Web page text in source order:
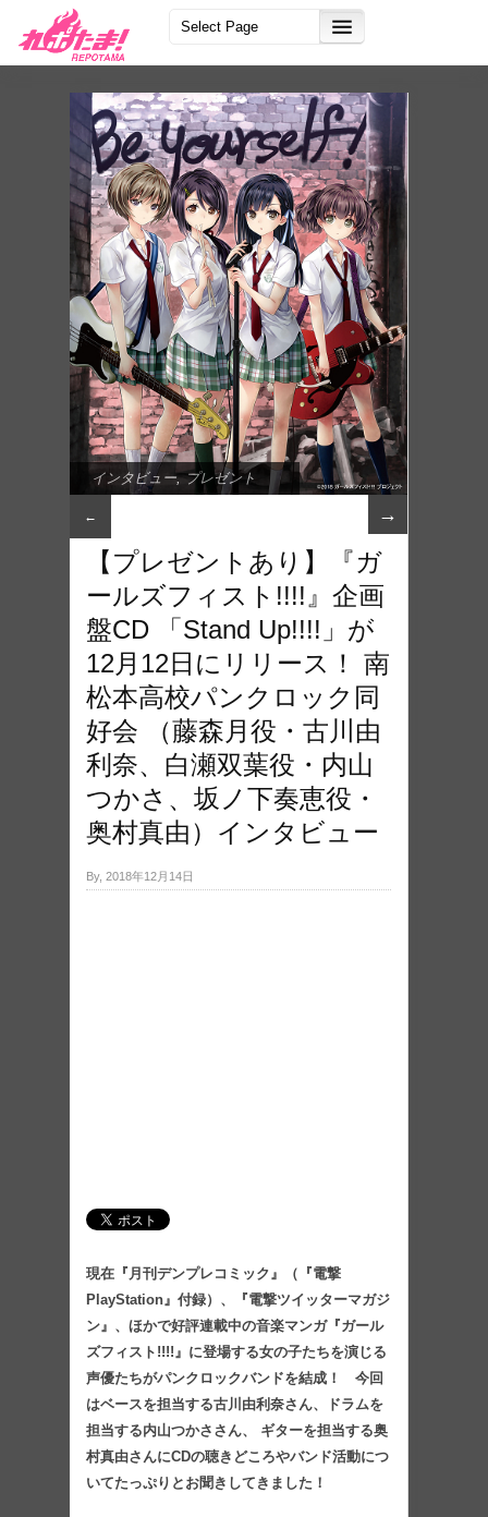
インタビュー,プレゼント
← →
【プレゼントあり】『ガ
ールズフィスト!!!!』企画
盤CD 「Stand Up!!!!」が
12月12日にリリース！ 南
松本高校パンクロック同
好会 （藤森月役・古川由
利奈、白瀬双葉役・内山
つかさ、坂ノ下奏恵役・
奥村真由）インタビュー
By, 2018年12月14日
現在『月刊デンプレコミック』（『電撃
PlayStation』付録）、『電撃ツイッターマガジ
ン』、ほかで好評連載中の音楽マンガ『ガール
ズフィスト!!!!』に登場する女の子たちを演じる
声優たちがパンクロックバンドを結成！ 今回
はベースを担当する古川由利奈さん、ドラムを
担当する内山つかささん、 ギターを担当する奥
村真由さんにCDの聴きどころやバンド活動につ
いてたっぷりとお聞きしてきました！